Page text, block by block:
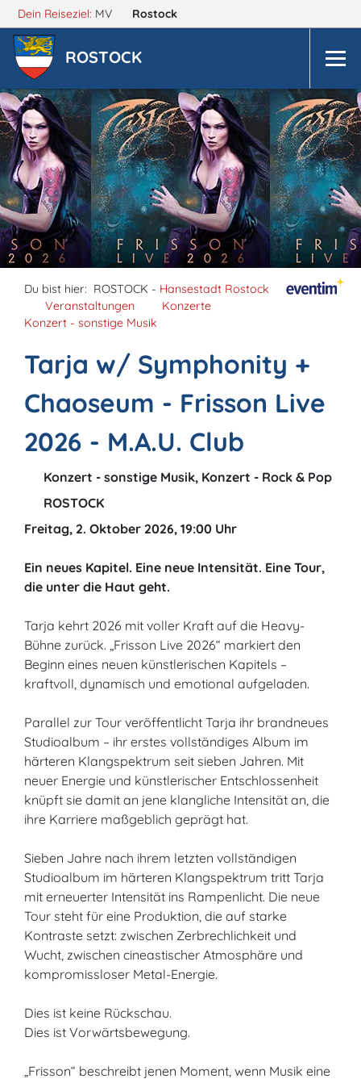
Dein Reiseziel: MV Rostock
ROSTOCK
Du bist hier: ROSTOCK - Hansestadt Rostock
Veranstaltungen
Konzerte
Konzert - sonstige Musik
Tarja w/ Symphonity +
Chaoseum - Frisson Live
2026 - M.A.U. Club
Konzert - sonstige Musik, Konzert - Rock & Pop
ROSTOCK
Freitag, 2. Oktober 2026, 19:00 Uhr
Ein neues Kapitel. Eine neue Intensität. Eine Tour,
die unter die Haut geht.
Tarja kehrt 2026 mit voller Kraft auf die Heavy-
Bühne zurück. „Frisson Live 2026“ markiert den
Beginn eines neuen künstlerischen Kapitels –
kraftvoll, dynamisch und emotional aufgeladen.
Parallel zur Tour veröffentlicht Tarja ihr brandneues
Studioalbum – ihr erstes vollständiges Album im
härteren Klangspektrum seit sieben Jahren. Mit
neuer Energie und künstlerischer Entschlossenheit
knüpft sie damit an jene klangliche Intensität an, die
ihre Karriere maßgeblich geprägt hat.
Sieben Jahre nach ihrem letzten vollständigen
Studioalbum im härteren Klangspektrum tritt Tarja
mit erneuerter Intensität ins Rampenlicht. Die neue
Tour steht für eine Produktion, die auf starke
Kontraste setzt: zwischen Zerbrechlichkeit und
Wucht, zwischen cineastischer Atmosphäre und
kompromissloser Metal-Energie.
Dies ist keine Rückschau.
Dies ist Vorwärtsbewegung.
„Frisson“ beschreibt jenen Moment, wenn Musik eine